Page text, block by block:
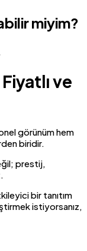
miyim?
ve
görünüm hem
biridir.
prestij,
bir tanıtım
istiyorsanız,